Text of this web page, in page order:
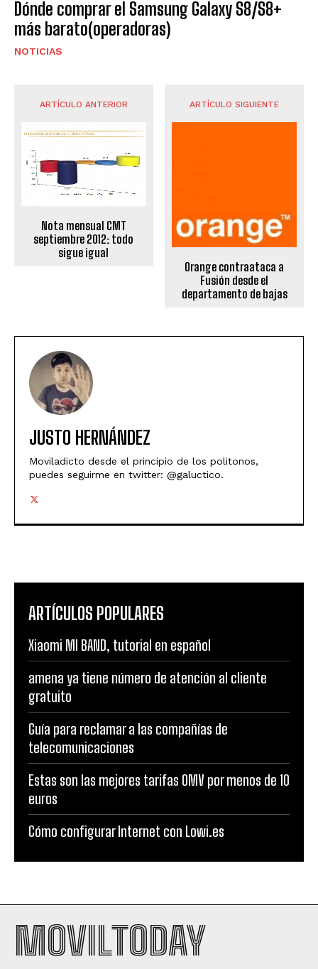
Dónde comprar el Samsung Galaxy S8/S8+
más barato(operadoras)
NOTICIAS
ARTÍCULO ANTERIOR
Nota mensual CMT
septiembre 2012: todo
sigue igual
ARTÍCULO SIGUIENTE
Orange contraataca a
Fusión desde el
departamento de bajas
JUSTO HERNÁNDEZ
Moviladicto desde el principio de los politonos,
puedes seguirme en twitter: @galuctico.
ARTÍCULOS POPULARES
Xiaomi MI BAND, tutorial en español
amena ya tiene número de atención al cliente
gratuito
Guía para reclamar a las compañías de
telecomunicaciones
Estas son las mejores tarifas OMV por menos de 10
euros
Cómo configurar Internet con Lowi.es
MOVILTODAY